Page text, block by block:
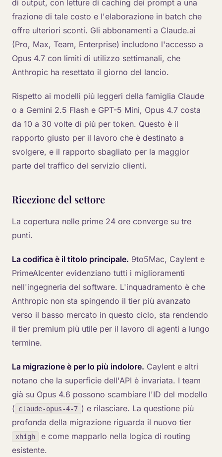
di output, con letture di caching dei prompt a una
frazione di tale costo e l'elaborazione in batch che
offre ulteriori sconti. Gli abbonamenti a Claude.ai
(Pro, Max, Team, Enterprise) includono l'accesso a
Opus 4.7 con limiti di utilizzo settimanali, che
Anthropic ha resettato il giorno del lancio.
Rispetto ai modelli più leggeri della famiglia Claude
o a Gemini 2.5 Flash e GPT-5 Mini, Opus 4.7 costa
da 10 a 30 volte di più per token. Questo è il
rapporto giusto per il lavoro che è destinato a
svolgere, e il rapporto sbagliato per la maggior
parte del traffico del servizio clienti.
Ricezione del settore
La copertura nelle prime 24 ore converge su tre
punti.
La codifica è il titolo principale. 9to5Mac, Caylent e
PrimeAIcenter evidenziano tutti i miglioramenti
nell'ingegneria del software. L'inquadramento è che
Anthropic non sta spingendo il tier più avanzato
verso il basso mercato in questo ciclo, sta rendendo
il tier premium più utile per il lavoro di agenti a lungo
termine.
La migrazione è per lo più indolore. Caylent e altri
notano che la superficie dell'API è invariata. I team
già su Opus 4.6 possono scambiare l'ID del modello
( claude-opus-4-7 ) e rilasciare. La questione più
profonda della migrazione riguarda il nuovo tier
xhigh
e come mapparlo nella logica di routing
esistente.